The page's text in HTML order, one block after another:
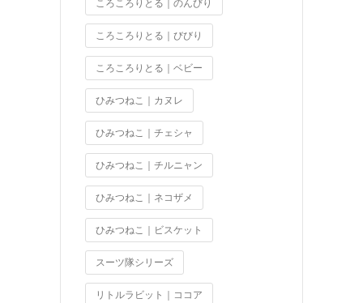
ころころりとる｜のんびり
ころころりとる｜びびり
ころころりとる｜ベビー
ひみつねこ｜カヌレ
ひみつねこ｜チェシャ
ひみつねこ｜チルニャン
ひみつねこ｜ネコザメ
ひみつねこ｜ビスケット
スーツ隊シリーズ
リトルラビット｜ココア